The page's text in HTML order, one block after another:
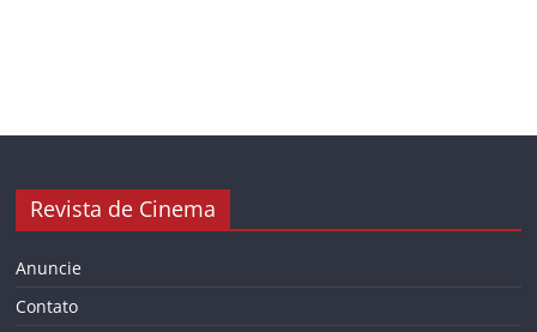
Revista de Cinema
Anuncie
Contato